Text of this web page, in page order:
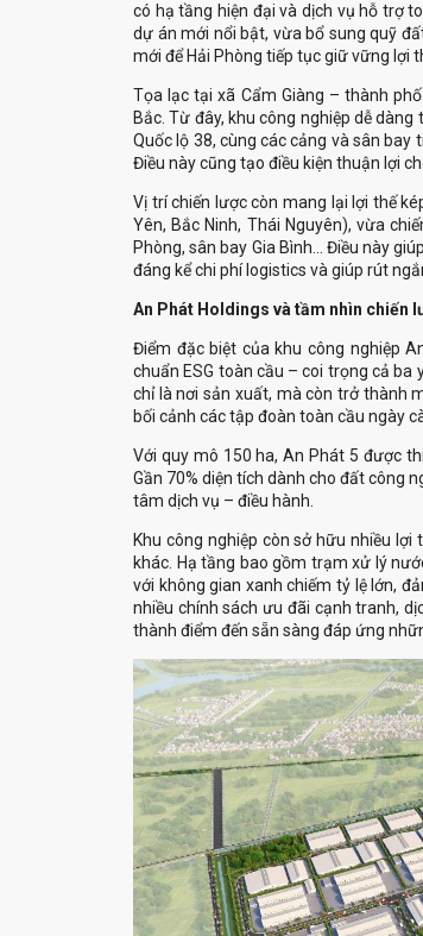
có hạ tầng hiện đại và dịch vụ hỗ trợ
dự án mới nổi bật, vừa bổ sung quỹ
mới để Hải Phòng tiếp tục giữ vững lợi
Bắc. Từ đây, khu công nghiệp dễ
Quốc lộ 38, cùng các cảng và sân bay
Yên, Bắc Ninh, Thái Nguyên), vừa
Phòng, sân bay Gia Bình… Điều này
‏An Phát Holdings và tầm nhìn chiến
chuẩn ESG toàn cầu – coi trọng cả
chỉ là nơi sản xuất, mà còn trở thành
Gần 70% diện tích dành cho đất công
khác. Hạ tầng bao gồm trạm xử lý
với không gian xanh chiếm tỷ lệ lớn,
nhiều chính sách ưu đãi cạnh tranh,